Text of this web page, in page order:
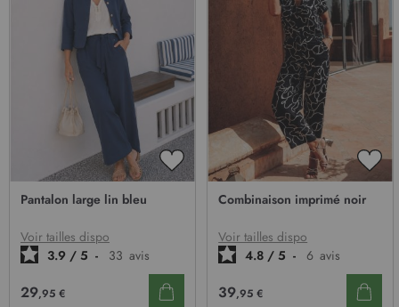
AJOUTER
D’ENVIE
Pantalon large lin bleu
Voir tailles dispo
3.9 / 5 - 33 avis
29,95 €
Combinaison imprimé noir
Voir tailles dispo
4.8 / 5 - 6 avis
39,95 €